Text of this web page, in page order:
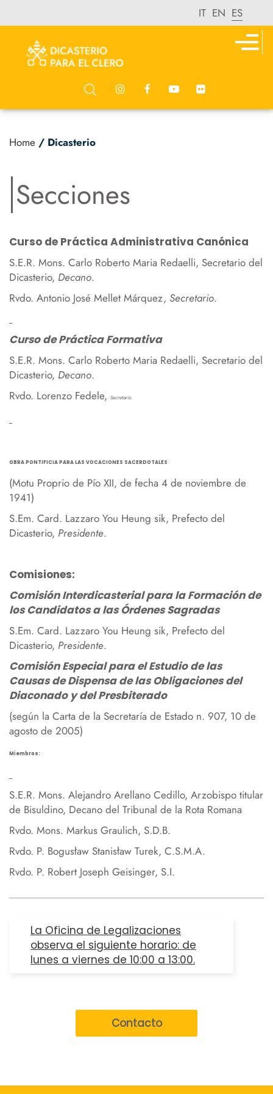
IT EN ES
Home / Dicasterio
Secciones
Curso de Práctica Administrativa Canónica
S.E.R. Mons. Carlo Roberto Maria Redaelli, Secretario del
Dicasterio, Decano.
Rvdo. Antonio José Mellet Márquez, Secretario.
Curso de Práctica Formativa
S.E.R. Mons. Carlo Roberto Maria Redaelli, Secretario del
Dicasterio, Decano.
Rvdo. Lorenzo Fedele, Secretario.
OBRA PONTIFICIA PARA LAS VOCACIONES SACERDOTALES
(Motu Proprio de Pío XII, de fecha 4 de noviembre de
1941)
S.Em. Card. Lazzaro You Heung sik, Prefecto del
Dicasterio, Presidente.
Comisiones:
Comisión Interdicasterial para la Formación de
los Candidatos a las Órdenes Sagradas
S.Em. Card. Lazzaro You Heung sik, Prefecto del
Dicasterio, Presidente.
Comisión Especial para el Estudio de las
Causas de Dispensa de las Obligaciones del
Diaconado y del Presbiterado
(según la Carta de la Secretaría de Estado n. 907, 10 de
agosto de 2005)
Miembros:
S.E.R. Mons. Alejandro Arellano Cedillo, Arzobispo titular
de Bisuldino, Decano del Tribunal de la Rota Romana
Rvdo. Mons. Markus Graulich, S.D.B.
Rvdo. P. Bogusław Stanisław Turek, C.S.M.A.
Rvdo. P. Robert Joseph Geisinger, S.I.
La Oficina de Legalizaciones
observa el siguiente horario: de
lunes a viernes de 10:00 a 13:00.
Contacto